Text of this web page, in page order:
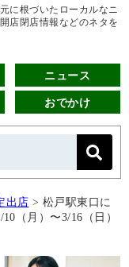
に根づいたローカルなニ
店閉店情報などのネタを
ニュース
おでかけ
出店 > 松戸駅東口に
（月）〜3/16（日）